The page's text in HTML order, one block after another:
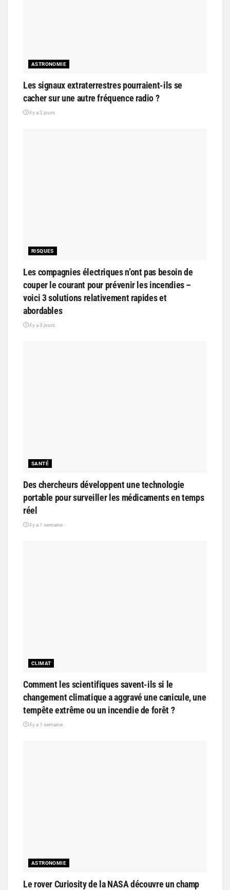
ASTRONOMIE
Les signaux extraterrestres pourraient-ils se
cacher sur une autre fréquence radio ?
il y a 2 jours
RISQUES
Les compagnies électriques n’ont pas besoin de
couper le courant pour prévenir les incendies –
voici 3 solutions relativement rapides et
abordables
il y a 3 jours
SANTÉ
Des chercheurs développent une technologie
portable pour surveiller les médicaments en temps
réel
il y a 1 semaine
CLIMAT
Comment les scientifiques savent-ils si le
changement climatique a aggravé une canicule, une
tempête extrême ou un incendie de forêt ?
il y a 1 semaine
ASTRONOMIE
Le rover Curiosity de la NASA découvre un champ